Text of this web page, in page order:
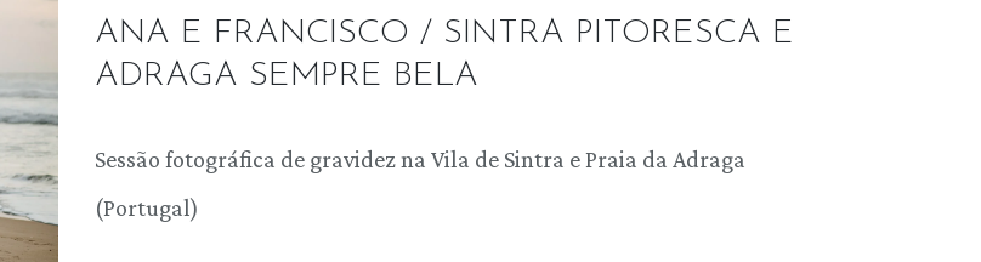
in
ANA E FRANCISCO / SINTRA PITORESCA E
ADRAGA SEMPRE BELA
Sessão fotográfica de gravidez na Vila de Sintra e Praia da Adraga
(Portugal)